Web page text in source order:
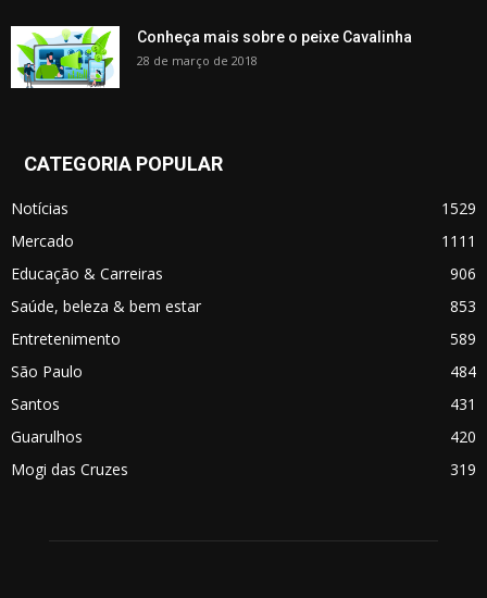
Conheça mais sobre o peixe Cavalinha
28 de março de 2018
CATEGORIA POPULAR
Notícias
1529
Mercado
1111
Educação & Carreiras
906
Saúde, beleza & bem estar
853
Entretenimento
589
São Paulo
484
Santos
431
Guarulhos
420
Mogi das Cruzes
319